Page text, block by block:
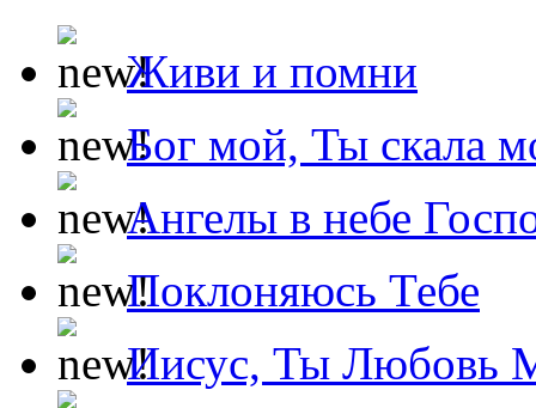
Живи и помни
Бог мой, Ты скала
Ангелы в небе
Поклоняюсь Тебе
Иисус, Ты Любовь